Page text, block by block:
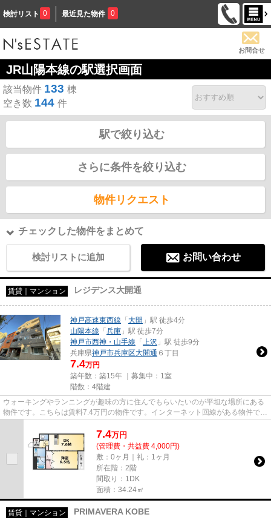
検討リスト 0 最近見た物件 0
お問合せ
JR山陽本線の駅選択画面
該当物件 133 棟
空き数 144 件
駅で絞り込む
さらに条件を絞り込む
物件リクエスト
チェックした物件をまとめて
検討リストに追加 お問い合わせ
賃貸｜マンション レジデンス大開通
神戸高速東西線 「 大開 」駅 徒歩4分
山陽本線 「 兵庫 」駅 徒歩7分
神戸市西神・山手線 「 上沢 」駅 徒歩9分
兵庫県神戸市兵庫区大開通 ６丁目
7.4万円
築年数：築15年 ｜募集中： 1室
階数：4階建
ウォーキングやランニングが趣味の方に住んでもらいたいのが平坦な場所にある
物件です。こちらは賃料7.4万円の物件です。インターネット回線がある物件で
7.4万円
(管理費・共益費 4,000円)
敷：0ヶ月｜礼：1ヶ月
所在階：2階
間取り：1DK
面積：34.24㎡
賃貸｜マンション PRIMAVERA KOBE